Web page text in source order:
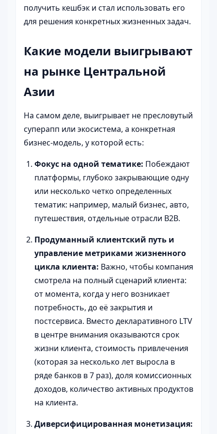
получить кешбэк и стал использовать его
для решения конкретных жизненных задач.
Какие модели выигрывают
на рынке Центральной
Азии
На самом деле, выигрывает не пресловутый
суперапп или экосистема, а конкретная
бизнес-модель, у которой есть:
Фокус на одной тематике: Побеждают
платформы, глубоко закрывающие одну
или несколько четко определенных
тематик: например, малый бизнес, авто,
путешествия, отдельные отрасли B2B.
Продуманный клиентский путь и
управление метриками жизненного
цикла клиента: Важно, чтобы компания
смотрела на полный сценарий клиента:
от момента, когда у него возникает
потребность, до её закрытия и
постсервиса. Вместо декларативного LTV
в центре внимания оказываются срок
жизни клиента, стоимость привлечения
(которая за несколько лет выросла в
ряде банков в 7 раз), доля комиссионных
доходов, количество активных продуктов
на клиента.
Диверсифицированная монетизация: